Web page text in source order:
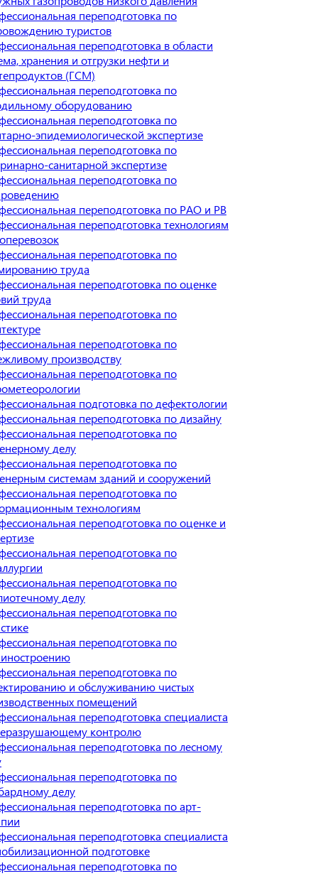
переподготовка по
туристов
переподготовка в области
хранения и отгрузки нефти и
(ГСМ)
переподготовка по
оборудованию
переподготовка по
эпидемиологической экспертизе
переподготовка по
санитарной экспертизе
переподготовка по
переподготовка по РАО и РВ
переподготовка технологиям
переподготовка по
труда
переподготовка по оценке
труда
переподготовка по
переподготовка по
производству
переподготовка по
подготовка по дефектологии
переподготовка по дизайну
переподготовка по
делу
переподготовка по
системам зданий и сооружений
переподготовка по
технологиям
переподготовка по оценке и
переподготовка по
переподготовка по
делу
переподготовка по
переподготовка по
переподготовка по
и обслуживанию чистых
помещений
переподготовка специалиста
контролю
переподготовка по лесному
переподготовка по
делу
переподготовка по арт-
переподготовка специалиста
подготовке
переподготовка по